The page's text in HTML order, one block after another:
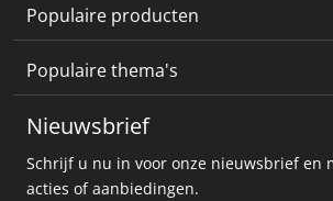
Populaire producten
Populaire thema's
Nieuwsbrief
Schrijf u nu in voor onze nieuwsbrief en
acties of aanbiedingen.